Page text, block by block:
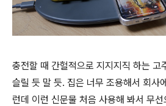
충전할 때 간헐적으로 지지지직 하는 고
슬릴 듯 말 듯. 집은 너무 조용해서 회사
런데 이런 신문물 처음 사용해 봐서 무